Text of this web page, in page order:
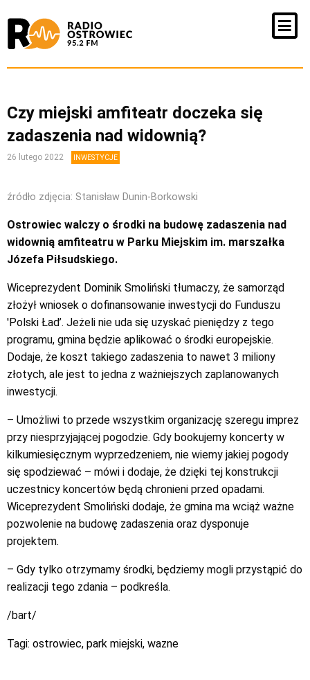
Czy miejski amfiteatr doczeka się
zadaszenia nad widownią?
26 lutego 2022 INWESTYCJE
źródło zdjęcia: Stanisław Dunin-Borkowski
Ostrowiec walczy o środki na budowę zadaszenia nad
widownią amfiteatru w Parku Miejskim im. marszałka
Józefa Piłsudskiego.
Wiceprezydent Dominik Smoliński tłumaczy, że samorząd
złożył wniosek o dofinansowanie inwestycji do Funduszu
'Polski Ład’. Jeżeli nie uda się uzyskać pieniędzy z tego
programu, gmina będzie aplikować o środki europejskie.
Dodaje, że koszt takiego zadaszenia to nawet 3 miliony
złotych, ale jest to jedna z ważniejszych zaplanowanych
inwestycji.
– Umożliwi to przede wszystkim organizację szeregu imprez
przy niesprzyjającej pogodzie. Gdy bookujemy koncerty w
kilkumiesięcznym wyprzedzeniem, nie wiemy jakiej pogody
się spodziewać – mówi i dodaje, że dzięki tej konstrukcji
uczestnicy koncertów będą chronieni przed opadami.
Wiceprezydent Smoliński dodaje, że gmina ma wciąż ważne
pozwolenie na budowę zadaszenia oraz dysponuje
projektem.
– Gdy tylko otrzymamy środki, będziemy mogli przystąpić do
realizacji tego zdania – podkreśla.
/bart/
Tagi: ostrowiec, park miejski, wazne